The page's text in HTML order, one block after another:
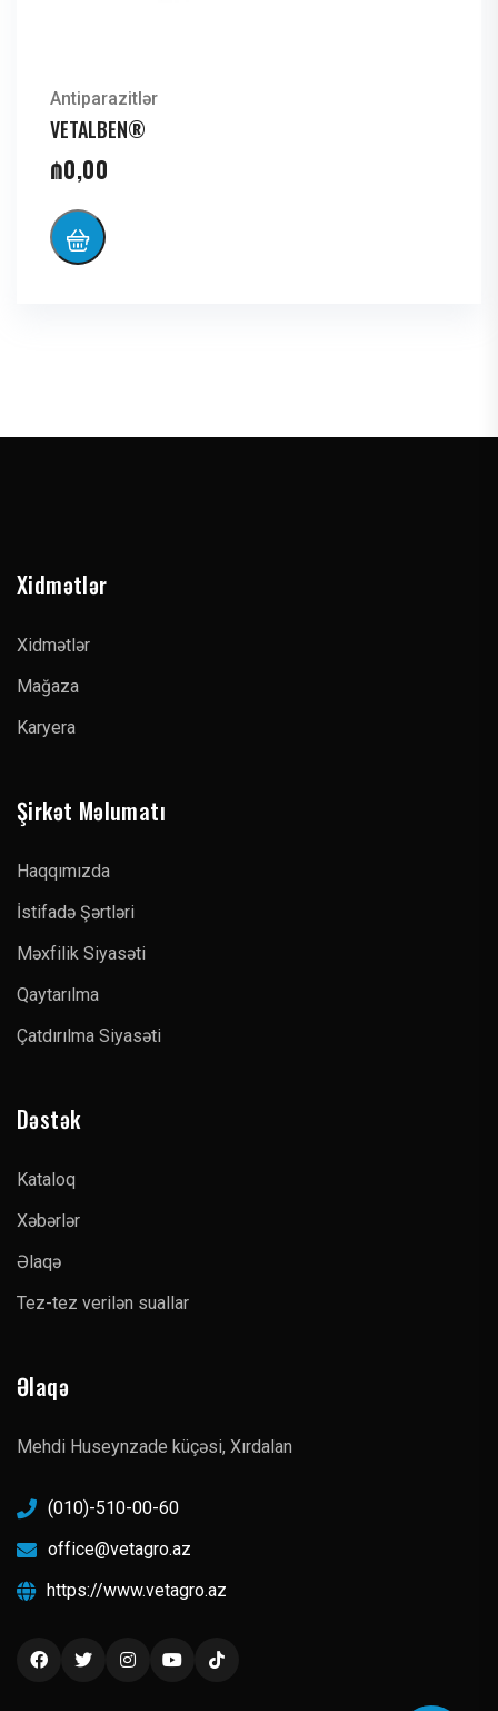
Antiparazitlər
VETALBEN®
₼0,00
Xidmətlər
Xidmətlər
Mağaza
Karyera
Şirkət Məlumatı
Haqqımızda
İstifadə Şərtləri
Məxfilik Siyasəti
Qaytarılma
Çatdırılma Siyasəti
Dəstək
Kataloq
Xəbərlər
Əlaqə
Tez-tez verilən suallar
Əlaqə
Mehdi Huseynzade küçəsi, Xırdalan
(010)-510-00-60
office@vetagro.az
https://www.vetagro.az